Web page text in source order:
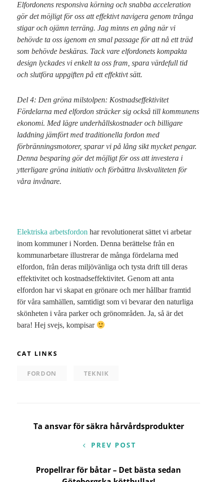
Elfordonens responsiva körning och snabba acceleration
gör det möjligt för oss att effektivt navigera genom trånga
stigar och ojämn terräng. Jag minns en gång när vi
behövde ta oss igenom en smal passage för att nå ett träd
som behövde beskäras. Tack vare elfordonets kompakta
design lyckades vi enkelt ta oss fram, spara värdefull tid
och slutföra uppgiften på ett effektivt sätt.
Del 4: Den gröna milstolpen: Kostnadseffektivitet
Fördelarna med elfordon sträcker sig också till kommunens
ekonomi. Med lägre underhållskostnader och billigare
laddning jämfört med traditionella fordon med
förbränningsmotorer, sparar vi på lång sikt mycket pengar.
Denna besparing gör det möjligt för oss att investera i
ytterligare gröna initiativ och förbättra livskvaliteten för
våra invånare.
Elektriska arbetsfordon har revolutionerat sättet vi arbetar
inom kommuner i Norden. Denna berättelse från en
kommunarbetare illustrerar de många fördelarna med
elfordon, från deras miljövänliga och tysta drift till deras
effektivitet och kostnadseffektivitet. Genom att anta
elfordon har vi skapat en grönare och mer hållbar framtid
för våra samhällen, samtidigt som vi bevarar den naturliga
skönheten i våra parker och grönområden. Ja, så är det
bara! Hej svejs, kompisar
CAT LINKS
FORDON TEKNIK
Inläggsnavigering
Ta ansvar för säkra hårvårdsprodukter
PREV POST
Propellrar för båtar – Det bästa sedan